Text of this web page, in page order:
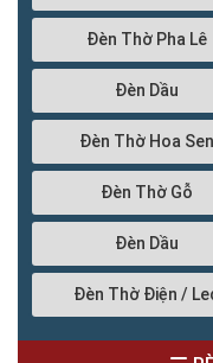
Đèn Thờ Pha Lê
Đèn Dầu
Đèn Thờ Hoa Sen
Đèn Thờ Gỗ
Đèn Dầu
Đèn Thờ Điện /